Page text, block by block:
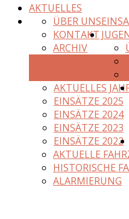
AKTUELLES
ÜBER UNS
KONTAKT
ARCHIV
AKTUELLES
EINSÄTZE 2025
EINSÄTZE 2024
EINSÄTZE 2023
EINSÄTZE 2022
AKTUELLE
HISTORISCHE
ALARMIERUNG